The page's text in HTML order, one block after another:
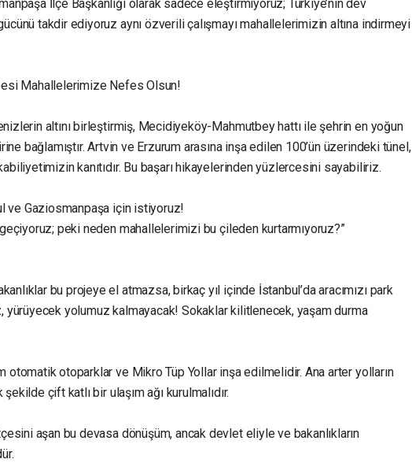
İlçe Başkanlığı olarak sadece eleştirmiyoruz; Türkiye’nin dev
takdir ediyoruz aynı özverili çalışmayı mahallelerimizin altına indirmeyi
Mahallelerimize Nefes Olsun!
altını birleştirmiş, Mecidiyeköy-Mahmutbey hattı ile şehrin en yoğun
bağlamıştır. Artvin ve Erzurum arasına inşa edilen 100’ün üzerindeki tünel,
kanıtıdır. Bu başarı hikayelerinden yüzlercesini sayabiliriz.
ve Gaziosmanpaşa için istiyoruz!
peki neden mahallelerimizi bu çileden kurtarmıyoruz?”
bu projeye el atmazsa, birkaç yıl içinde İstanbul’da aracımızı park
yürüyecek yolumuz kalmayacak! Sokaklar kilitlenecek, yaşam durma
otomatik otoparklar ve Mikro Tüp Yollar inşa edilmelidir. Ana arter yolların
çift katlı bir ulaşım ağı kurulmalıdır.
aşan bu devasa dönüşüm, ancak devlet eliyle ve bakanlıkların